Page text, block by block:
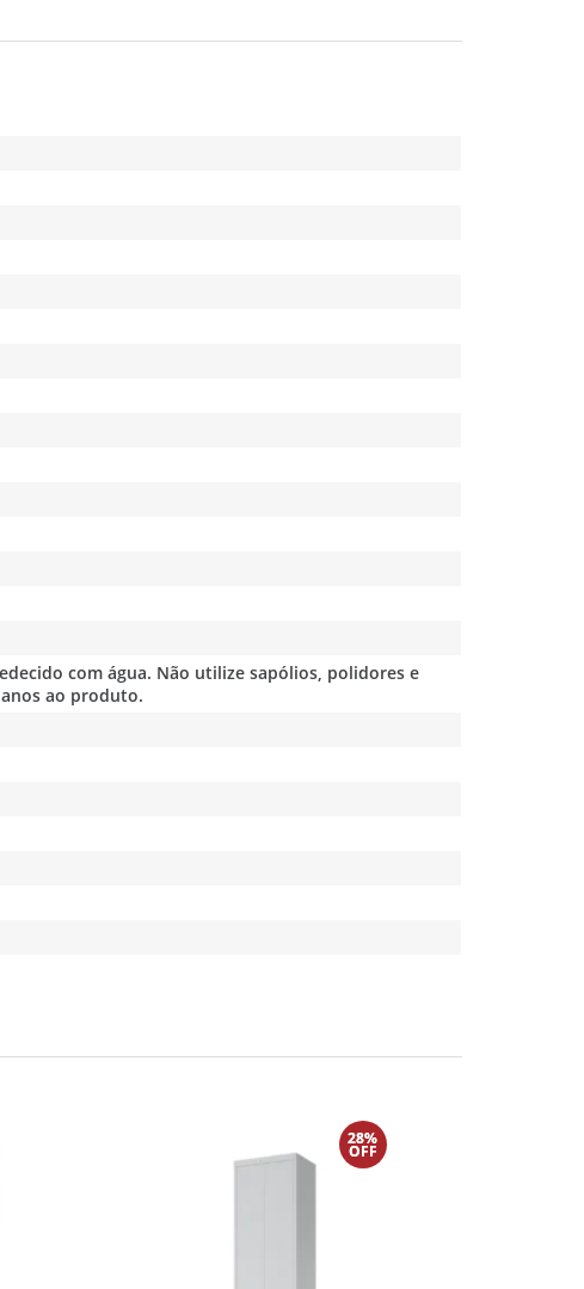
com água. Não utilize sapólios, polidores e
ao produto.
28%
OFF